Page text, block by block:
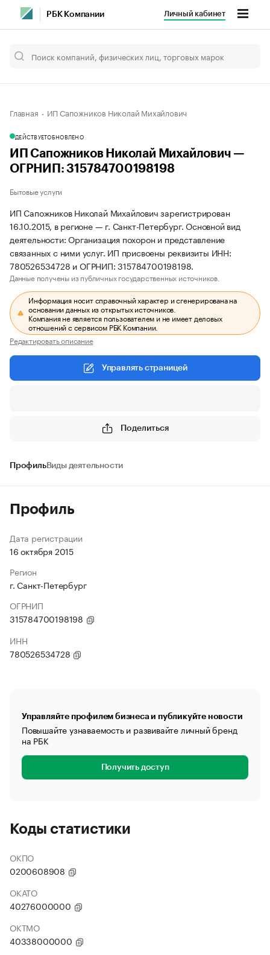
РБК Компании Личный кабинет
Главная ИП Сапожников Николай Михайлович
ДЕЙСТВУЕТОБНОВЛЕНО
ИП Сапожников Николай Михайлович —
ОГРНИП: 315784700198198
Бытовые услуги
ИП Сапожников Николай Михайлович зарегистрирован
16.10.2015, в регионе — г. Санкт-Петербург. Основной вид
деятельности: Организация похорон и представление
связанных с ними услуг. ИП присвоены реквизиты ИНН:
780526534728 и ОГРНИП: 315784700198198.
Данные получены из публичных государственных источников.
Информация носит справочный характер и сгенерирована на
основании данных из открытых источников.
Компания не является пользователем и не имеет деловых
отношений с сервисом РБК Компании.
Редактировать описание
Управлять страницей
Поделиться
ПрофильВиды деятельности
Профиль
Дата регистрации
16 октября 2015
Регион
г. Санкт-Петербург
ОГРНИП
315784700198198
ИНН
780526534728
Управляйте профилем бизнеса и публикуйте новости
Повышайте узнаваемость и развивайте личный бренд
на РБК
Получить доступ
Коды статистики
ОКПО
0200608908
ОКАТО
40276000000
ОКТМО
40338000000